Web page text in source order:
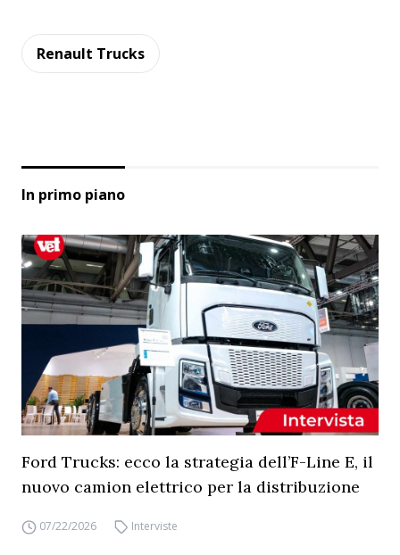
Renault Trucks
In primo piano
Ford Trucks: ecco la strategia dell’F-Line E, il
nuovo camion elettrico per la distribuzione
07/22/2026 Interviste